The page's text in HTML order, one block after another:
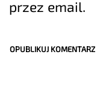
przez email.